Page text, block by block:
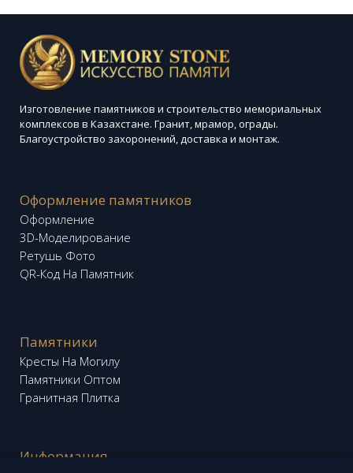
Изготовление памятников и строительство мемориальных
комплексов в Казахстане. Гранит, мрамор, ограды.
Благоустройство захоронений, доставка и монтаж.
Оформление памятников
Оформление
3D-Моделирование
Ретушь Фото
QR-Код На Памятник
Памятники
Кресты На Могилу
Памятники Оптом
Гранитная Плитка
Информация